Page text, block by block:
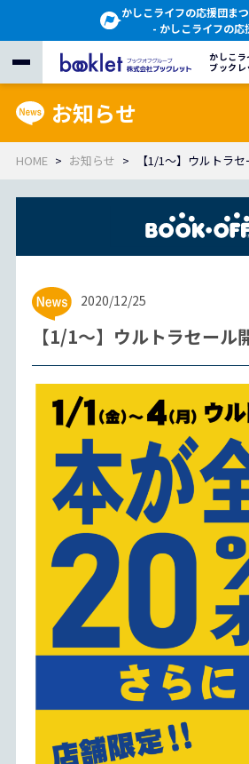
かしこライフの応援団ま
- かしこライフの応
かしこラ
ブックレ
お知らせ
HOME お知らせ 【1/1～】ウルトラ
2020/12/25
【1/1～】ウルトラセール